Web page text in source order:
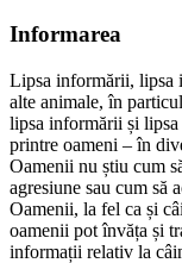
Informarea
Lipsa informării, lipsa
alte animale, în
lipsa informării și
printre oameni – în
Oamenii nu știu cum
agresiune sau cum să
Oamenii, la fel ca și
oamenii pot învăța și
informații relativ la